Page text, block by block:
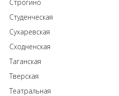
Строгино
Студенческая
Сухаревская
Сходненская
Таганская
Тверская
Театральная